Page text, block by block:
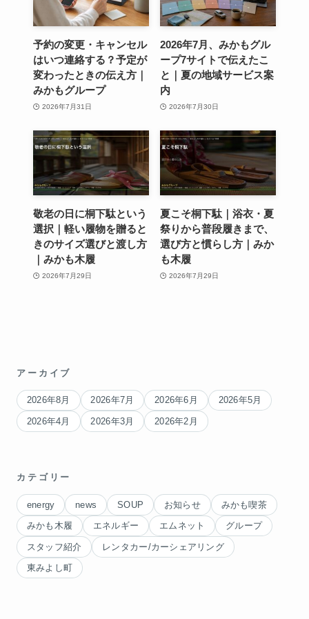
予約の変更・キャンセル
はいつ連絡する？予定が
変わったときの伝え方｜
みかもグループ
2026年7月31日
2026年7月、みかもグル
ープ7サイトで伝えたこ
と｜夏の地域サービス案
内
2026年7月30日
敬老の日に桐下駄という
選択｜軽い履物を贈ると
きのサイズ選びと渡し方
｜みかも木履
2026年7月29日
夏こそ桐下駄｜浴衣・夏
祭りから普段履きまで、
選び方と慣らし方｜みか
も木履
2026年7月29日
アーカイブ
2026年8月 2026年7月 2026年6月 2026年5月
2026年4月 2026年3月 2026年2月
カテゴリー
energy news SOUP お知らせ みかも喫茶
みかも木履 エネルギー エムネット グループ
スタッフ紹介 レンタカー/カーシェアリング
東みよし町